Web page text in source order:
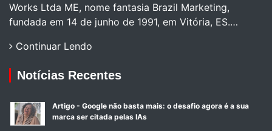
Works Ltda ME, nome fantasia Brazil Marketing,
fundada em 14 de junho de 1991, em Vitória, ES.…
Continuar Lendo
Notícias Recentes
Artigo - Google não basta mais: o desafio agora é a sua
marca ser citada pelas IAs